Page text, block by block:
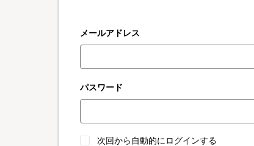
メールアドレス
パスワード
次回から自動的にログインする